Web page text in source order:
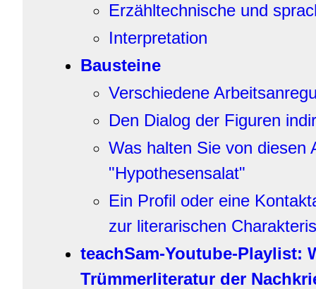
Erzähltechnische und
Interpretation
Bausteine
Verschiedene
Den Dialog der Figuren
Was halten Sie von diesen
"Hypothesensalat"
Ein Profil oder eine
zur literarischen
teachSam-Youtube-Playlist:
Trümmerliteratur der